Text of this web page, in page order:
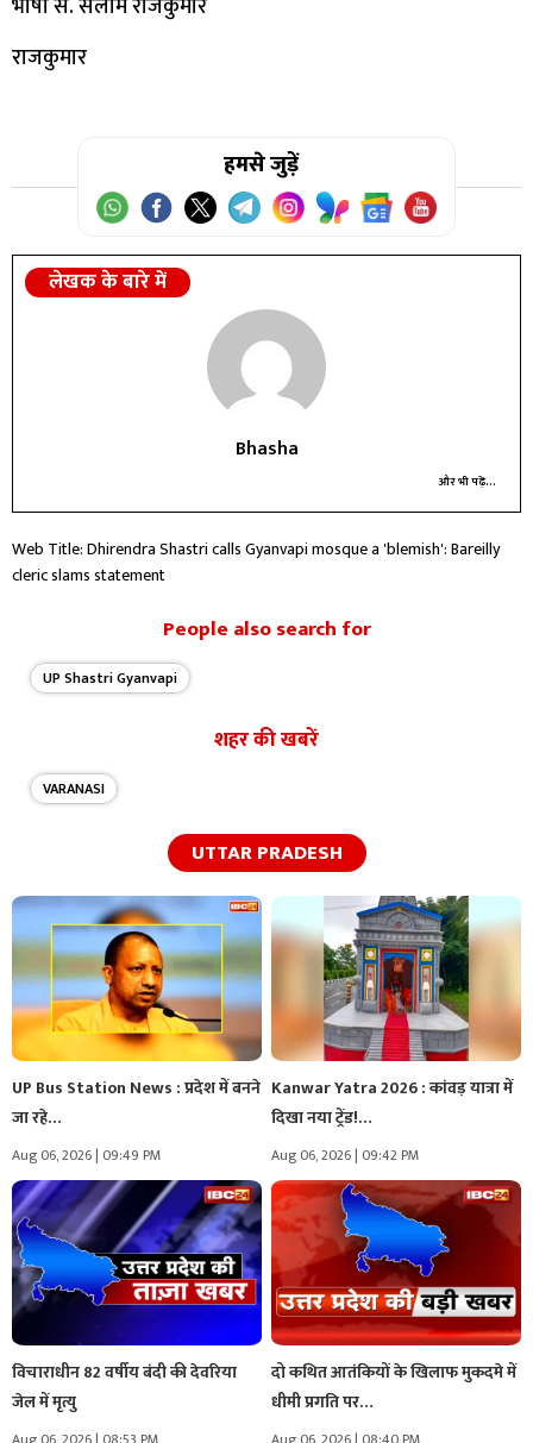
राजकुमार
हमसे जुड़ें
लेखक के बारे में
Bhasha
और भी पढ़ें...
Web Title: Dhirendra Shastri calls Gyanvapi mosque a 'blemish': Bareilly
cleric slams statement
People also search for
UP Shastri Gyanvapi
शहर की खबरें
VARANASI
UTTAR PRADESH
UP Bus Station News : प्रदेश में बनने
जा रहे…
Aug 06, 2026 | 09:49 PM
Kanwar Yatra 2026 : कांवड़ यात्रा में
दिखा नया ट्रेंड!…
Aug 06, 2026 | 09:42 PM
विचाराधीन 82 वर्षीय बंदी की देवरिया
जेल में मृत्यु
दो कथित आतंकियों के खिलाफ मुकदमे में
धीमी प्रगति पर…